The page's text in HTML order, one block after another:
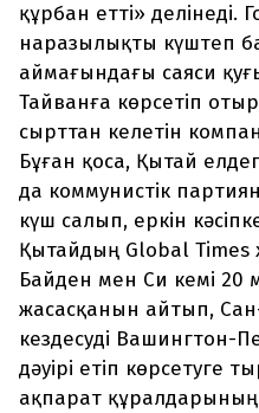
құрбан етті» делінеді.
наразылықты күштеп
аймағындағы саяси
Тайванға көрсетіп
сырттан келетін
Бұған қоса, Қытай
да коммунистік
күш салып, еркін
Қытайдың Global Times
Байден мен Си кемі 20
жасасқанын айтып,
кездесуді Вашингтон-
дәуірі етіп көрсетуге
ақпарат